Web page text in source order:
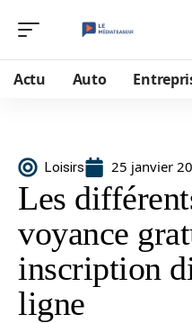
Actu Auto
Loisirs 25 janvier
Les
voyance
inscription
ligne